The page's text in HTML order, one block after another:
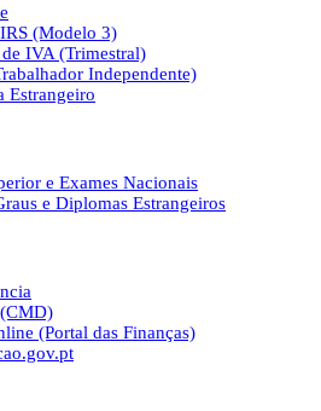
(Modelo 3)
IVA (Trimestral)
Independente)
Estrangeiro
e Exames Nacionais
e Diplomas Estrangeiros
(Portal das Finanças)